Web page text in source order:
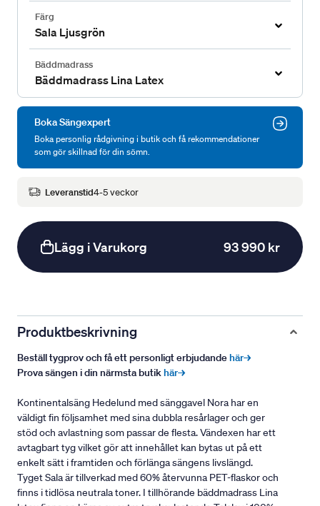
Färg
Sala Ljusgrön
Bäddmadrass
Bäddmadrass Lina Latex
Boka Sängexpert
Boka personlig rådgivning i butik och få rekommendationer
som gör skillnad för din sömn.
Leveranstid4-5 veckor
Lägg i Varukorg 93 990 kr
Produktbeskrivning
Beställ tygprov och få ett personligt erbjudandehär→
Prova sängen i din närmsta butikhär→
Kontinentalsäng Hedelund med sänggavel Nora har en
väldigt fin följsamhet med sina dubbla resårlager och ger
stöd och avlastning som passar de flesta. Vändexen har ett
avtagbart tyg vilket gör att innehållet kan bytas ut på ett
enkelt sätt i framtiden och förlänga sängens livslängd.
Tyget Sala är tillverkad med 60% återvunna PET-flaskor och
finns i tidlösa neutrala toner. I tillhörande bäddmadrass Lina